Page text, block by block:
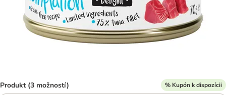
Produkt (3 možností) % Kupón k dispozícii